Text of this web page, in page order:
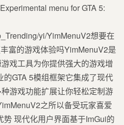
menu for GTA 5:
yi/YimMenuV2想要在
富的游戏体验吗YimMenuV2是
戏工具为你提供强大的游戏增
GTA 5模组框架它集成了现代
游戏功能扩展让你轻松定制游
之所以备受玩家喜爱
现代化用户界面基于ImGui的